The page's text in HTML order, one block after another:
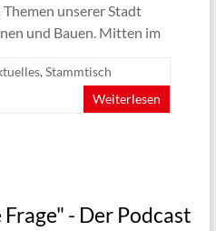
unserer Stadt
und Bauen. Mitten im
, Stammtisch
Weiterlesen
- Der Podcast